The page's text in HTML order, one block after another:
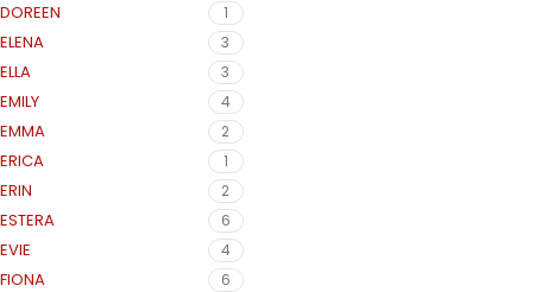
DOREEN 1
ELENA 3
ELLA 3
EMILY 4
EMMA 2
ERICA 1
ERIN 2
ESTERA 6
EVIE 4
FIONA 6